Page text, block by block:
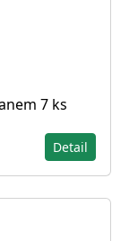
7 ks
Detail